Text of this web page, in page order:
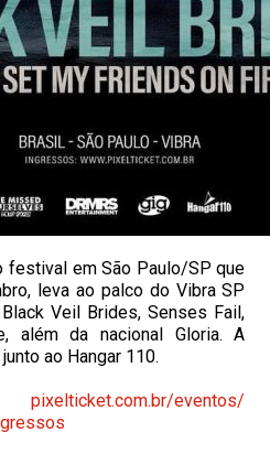
festival em São Paulo/SP que
leva ao palco do Vibra SP
Veil Brides, Senses Fail,
além da nacional Gloria. A
ao Hangar 110.
pixelticket.com.br/eventos/